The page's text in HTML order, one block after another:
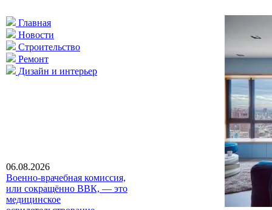
Главная
Новости
Строительство
Ремонт
Дизайн и интерьер
06.08.2026
Военно-врачебная комиссия,
или сокращённо ВВК, — это
медицинское